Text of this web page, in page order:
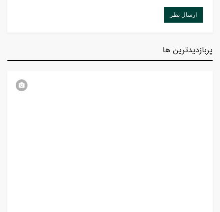
پربازدیدترین ها